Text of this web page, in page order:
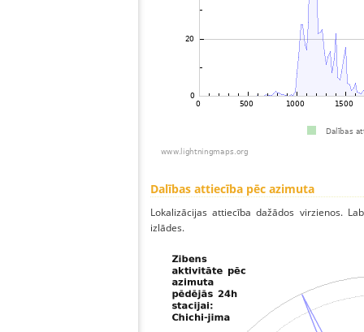
Dalības attiecība pēc azimuta
Lokalizācijas attiecība dažādos virzienos.
izlādes.